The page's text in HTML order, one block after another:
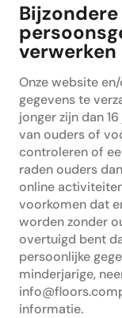
verwerken
Onze website
gegevens te
jonger zijn dan
van ouders of
controleren of
raden ouders
online
voorkomen dat
worden zonder
overtuigd bent
persoonlijke
minderjarige,
informatie.